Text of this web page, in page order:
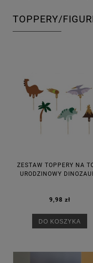
TOPPERY/
ZESTAW TOPPERY NA
URODZINOWY
9,98 zł
DO KOSZYKA